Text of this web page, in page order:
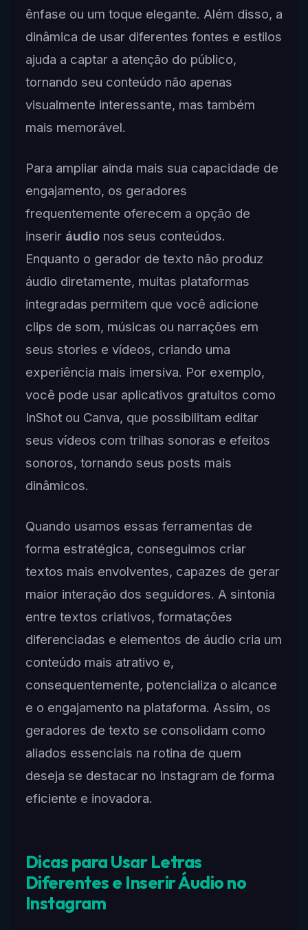
ênfase ou um toque elegante. Além disso, a
dinâmica de usar diferentes fontes e estilos
ajuda a captar a atenção do público,
tornando seu conteúdo não apenas
visualmente interessante, mas também
mais memorável.
Para ampliar ainda mais sua capacidade de
engajamento, os geradores
frequentemente oferecem a opção de
inserir áudionos seus conteúdos.
Enquanto o gerador de texto não produz
áudio diretamente, muitas plataformas
integradas permitem que você adicione
clips de som, músicas ou narrações em
seus stories e vídeos, criando uma
experiência mais imersiva. Por exemplo,
você pode usar aplicativos gratuitos como
InShot ou Canva, que possibilitam editar
seus vídeos com trilhas sonoras e efeitos
sonoros, tornando seus posts mais
dinâmicos.
Quando usamos essas ferramentas de
forma estratégica, conseguimos criar
textos mais envolventes, capazes de gerar
maior interação dos seguidores. A sintonia
entre textos criativos, formatações
diferenciadas e elementos de áudio cria um
conteúdo mais atrativo e,
consequentemente, potencializa o alcance
e o engajamento na plataforma. Assim, os
geradores de texto se consolidam como
aliados essenciais na rotina de quem
deseja se destacar no Instagram de forma
eficiente e inovadora.
Dicas para Usar Letras
Diferentes e Inserir Áudio no
Instagram